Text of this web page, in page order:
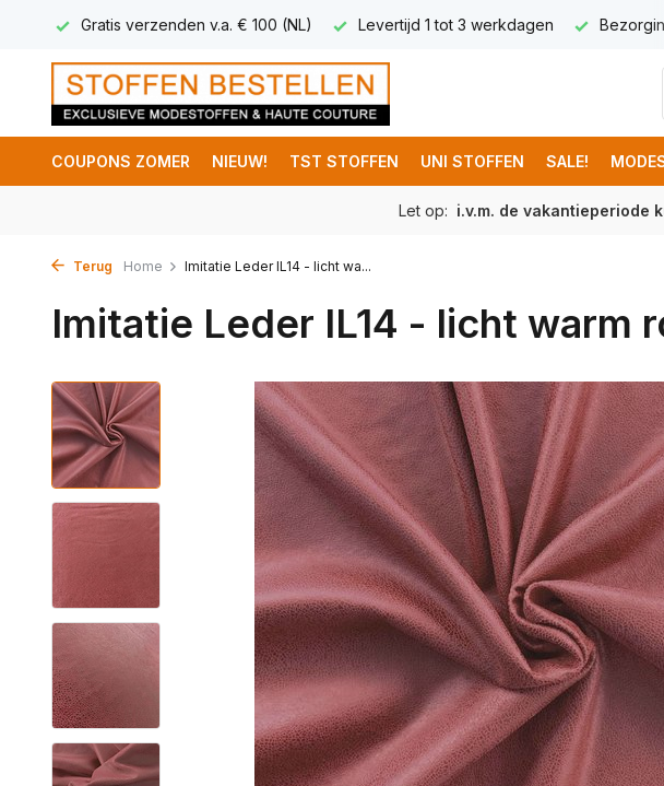
Gratis verzenden v.a. € 100 (NL) Levertijd 1 tot 3 werkdagen
COUPONS ZOMER NIEUW! TST STOFFEN UNI STOFFEN SALE!
Let op: i.v.m. de vakantieperiode
Terug Home Imitatie Leder IL14 - licht wa...
Imitatie Leder IL14 - licht warm